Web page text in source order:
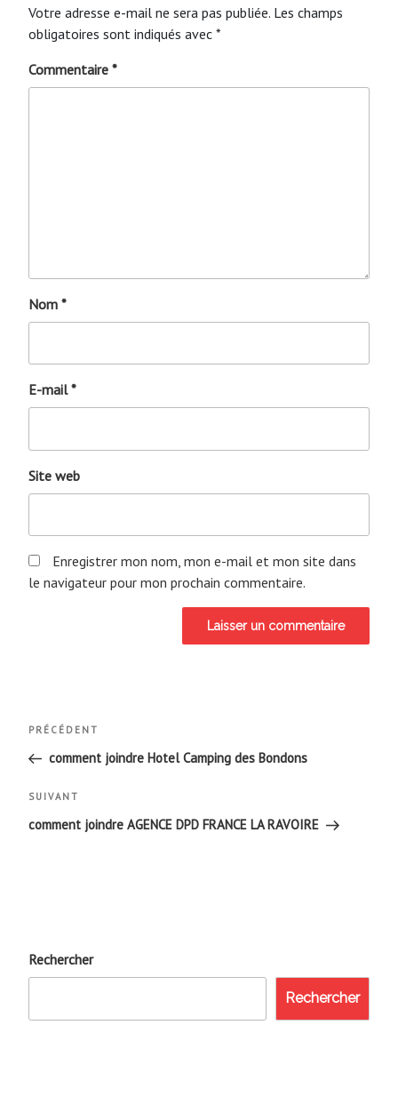
Votre adresse e-mail ne sera pas publiée. Les champs
obligatoires sont indiqués avec *
Commentaire *
Nom *
E-mail*
Site web
Enregistrer mon nom, mon e-mail et mon site dans
le navigateur pour mon prochain commentaire.
Navigation
de
l’article
Article
précédent
PRÉCÉDENT
comment joindre Hotel Camping des Bondons
Article
suivant
SUIVANT
comment joindre AGENCE DPD FRANCE LA RAVOIRE
Rechercher
Rechercher